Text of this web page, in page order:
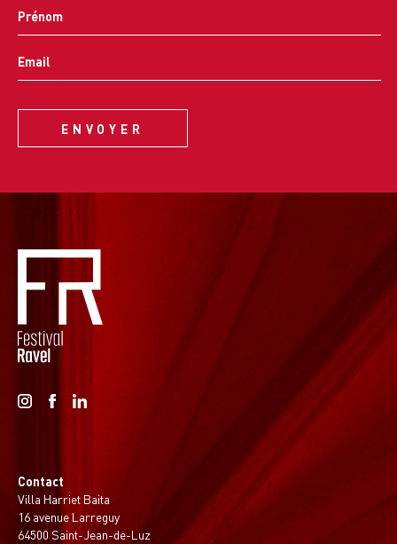
Contact
Villa Harriet Baita
16 avenue Larreguy
64500 Saint-Jean-de-Luz